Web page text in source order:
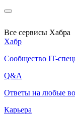
Все сервисы Хабра
Хабр
Сообщество IT-
Q&A
Ответы на любые
Карьера